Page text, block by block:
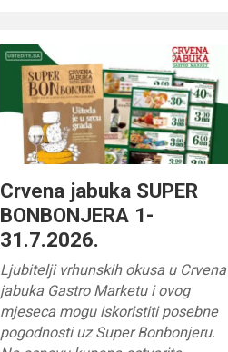
Crvena jabuka SUPER
BONBONJERA 1-
31.7.2026.
Ljubitelji vrhunskih okusa u Crvena
jabuka Gastro Marketu i ovog
mjeseca mogu iskoristiti posebne
pogodnosti uz Super Bonbonjeru.